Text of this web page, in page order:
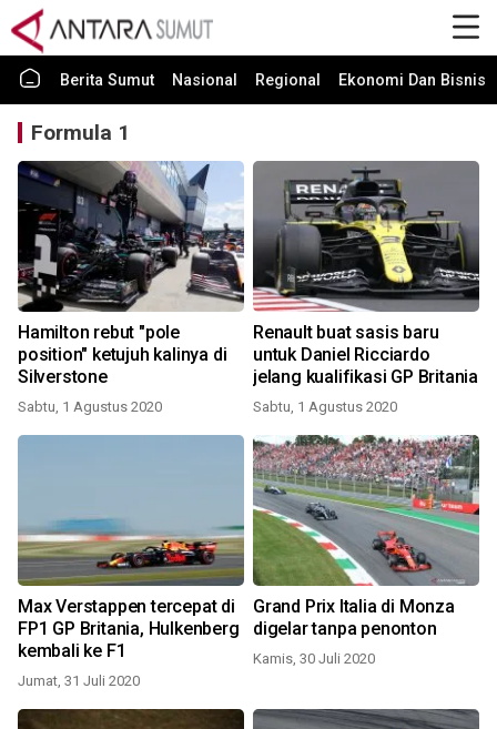
Berita Sumut Nasional Regional Ekonomi Dan Bisnis
Formula 1
Hamilton rebut "pole
position" ketujuh kalinya di
Silverstone
Sabtu, 1 Agustus 2020
Renault buat sasis baru
untuk Daniel Ricciardo
jelang kualifikasi GP Britania
Sabtu, 1 Agustus 2020
Max Verstappen tercepat di
FP1 GP Britania, Hulkenberg
kembali ke F1
Jumat, 31 Juli 2020
Grand Prix Italia di Monza
digelar tanpa penonton
Kamis, 30 Juli 2020